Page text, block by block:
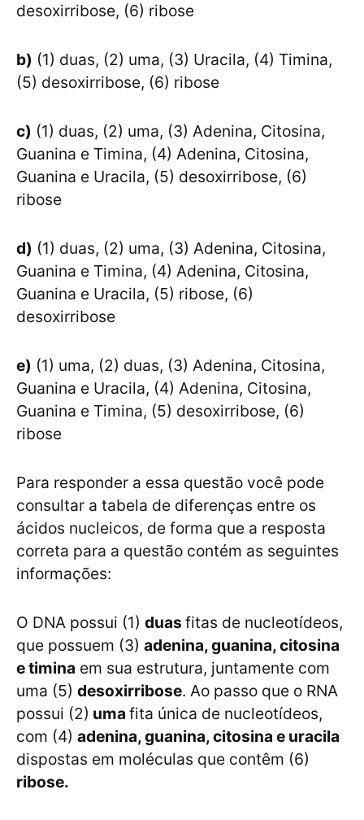
desoxirribose, (6) ribose
b) (1) duas, (2) uma, (3) Uracila, (4) Timina,
(5) desoxirribose, (6) ribose
c) (1) duas, (2) uma, (3) Adenina, Citosina,
Guanina e Timina, (4) Adenina, Citosina,
Guanina e Uracila, (5) desoxirribose, (6)
ribose
d) (1) duas, (2) uma, (3) Adenina, Citosina,
Guanina e Timina, (4) Adenina, Citosina,
Guanina e Uracila, (5) ribose, (6)
desoxirribose
e) (1) uma, (2) duas, (3) Adenina, Citosina,
Guanina e Uracila, (4) Adenina, Citosina,
Guanina e Timina, (5) desoxirribose, (6)
ribose
Para responder a essa questão você pode
consultar a tabela de diferenças entre os
ácidos nucleicos, de forma que a resposta
correta para a questão contém as seguintes
informações:
O DNA possui (1) duas fitas de nucleotídeos,
que possuem (3) adenina, guanina, citosina
e timina em sua estrutura, juntamente com
uma (5) desoxirribose. Ao passo que o RNA
possui (2) uma fita única de nucleotídeos,
com (4) adenina, guanina, citosina e uracila
dispostas em moléculas que contêm (6)
ribose.